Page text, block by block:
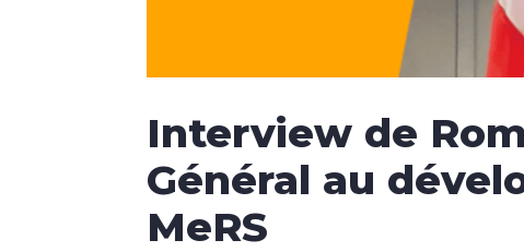
Interview de
Général au
MeRS